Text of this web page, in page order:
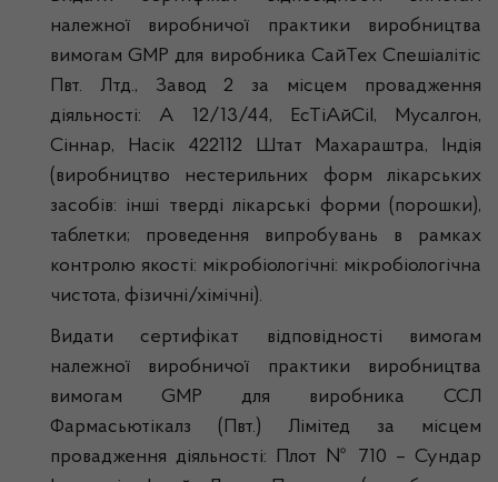
належної виробничої практики виробництва
вимогам GMP для виробника СайТех Спешіалітіс
Пвт. Лтд., Завод 2 за місцем провадження
діяльності: А 12/13/44, ЕсТіАйСіІ, Мусалгон,
Сіннар, Насік 422112 Штат Махараштра, Індія
(виробництво нестерильних форм лікарських
засобів: інші тверді лікарські форми (порошки),
таблетки; проведення випробувань в рамках
контролю якості: мікробіологічні: мікробіологічна
чистота, фізичні/хімічні).
Видати сертифікат відповідності вимогам
належної виробничої практики виробництва
вимогам GMP для виробника ССЛ
Фармасьютікалз (Пвт.) Лімітед за місцем
провадження діяльності: Плот № 710 – Сундар